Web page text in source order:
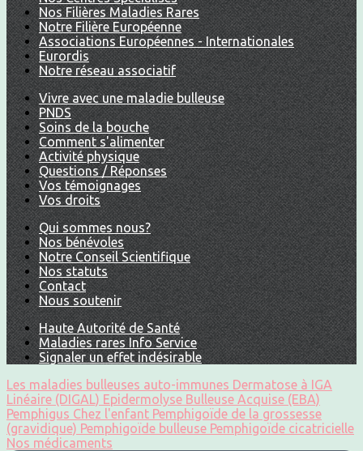
Nos Filières Maladies Rares
Notre Filière Européenne
Associations Européennes - Internationales
Eurordis
Notre réseau associatif
Vivre avec une maladie bulleuse
PNDS
Soins de la bouche
Comment s'alimenter
Activité physique
Questions / Réponses
Vos témoignages
Vos droits
Qui sommes nous?
Nos bénévoles
Notre Conseil Scientifique
Nos statuts
Contact
Nous soutenir
Haute Autorité de Santé
Maladies rares Info Service
Signaler un effet indésirable
Les maladies bulleuses auto-immunes Dermatose à IGA
Linéaire (DIGAL) Epidermolyse Bulleuse Acquise (EBA)
Pemphigus Chez l'enfant Pemphigoïde de la grossesse
(gravidique) Pemphigoïde bulleuse Pemphigoïde cicatricielle
Nos médicaments